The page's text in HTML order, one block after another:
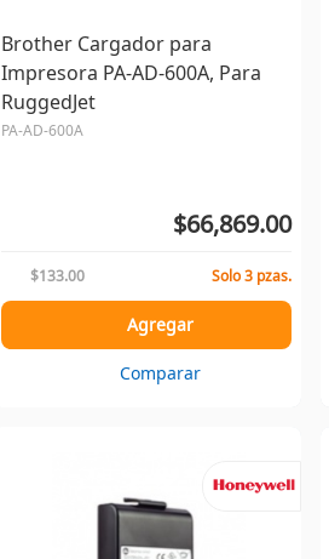
Brother Cargador para
Impresora PA-AD-600A, Para
RuggedJet
PA-AD-600A
$66,869.00
$133.00 Solo 3 pzas.
Agregar
Comparar